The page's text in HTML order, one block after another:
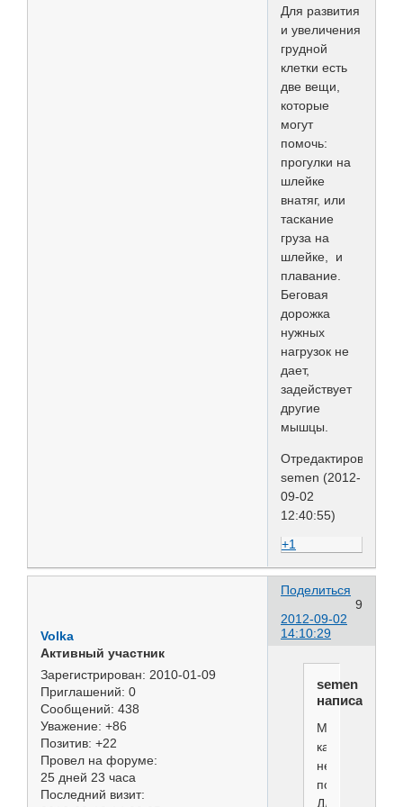
Для развития
и увеличения
грудной
клетки есть
две вещи,
которые
могут
помочь:
прогулки на
шлейке
внатяг, или
таскание
груза на
шлейке, и
плавание.
Беговая
дорожка
нужных
нагрузок не
дает,
задействует
другие
мышцы.
Отредактировано
semen (2012-
09-02
12:40:55)
+1
Поделиться
9
2012-09-02
14:10:29
Volka
Активный участник
Зарегистрирован: 2010-01-09
Приглашений: 0
Сообщений: 438
Уважение: +86
Позитив: +22
Провел на форуме:
25 дней 23 часа
Последний визит:
semen
написал(а):
Мне
кажется,
не
поможет!
Для